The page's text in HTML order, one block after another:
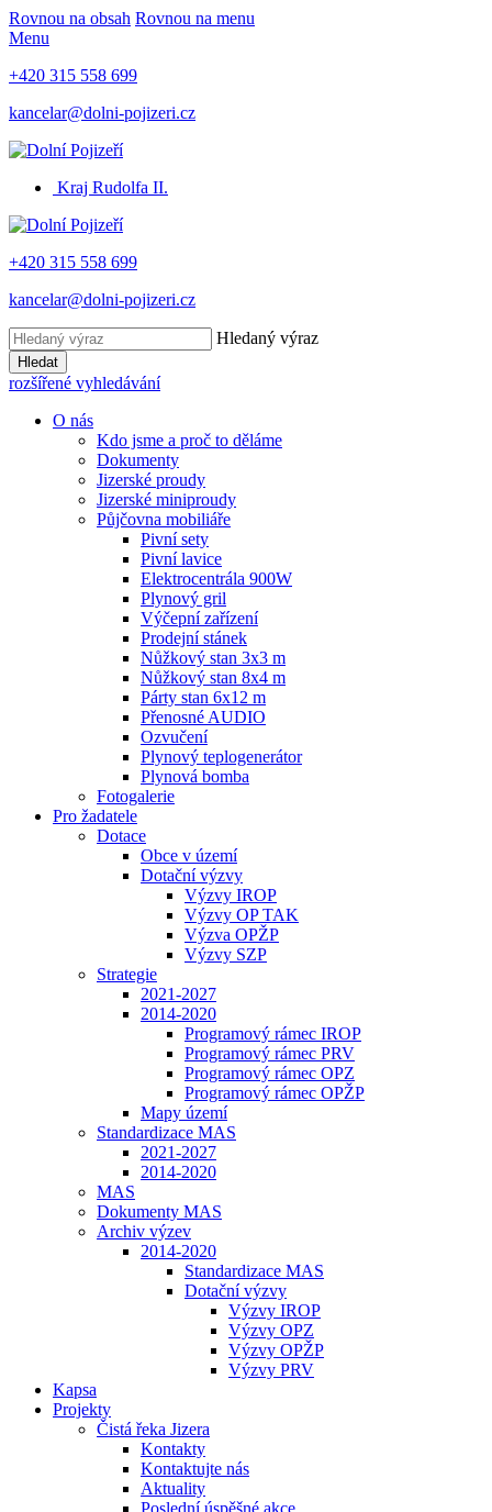
Rovnou na obsah Rovnou na menu
Menu
+420 315 558 699
kancelar@dolni-pojizeri.cz
Kraj Rudolfa II.
+420 315 558 699
kancelar@dolni-pojizeri.cz
Hledaný výraz
Hledat
rozšířené vyhledávání
O nás
Kdo jsme a proč to děláme
Dokumenty
Jizerské proudy
Jizerské miniproudy
Půjčovna mobiliáře
Pivní sety
Pivní lavice
Elektrocentrála 900W
Plynový gril
Výčepní zařízení
Prodejní stánek
Nůžkový stan 3x3 m
Nůžkový stan 8x4 m
Párty stan 6x12 m
Přenosné AUDIO
Ozvučení
Plynový teplogenerátor
Plynová bomba
Fotogalerie
Pro žadatele
Dotace
Obce v území
Dotační výzvy
Výzvy IROP
Výzvy OP TAK
Výzva OPŽP
Výzvy SZP
Strategie
2021-2027
2014-2020
Programový rámec IROP
Programový rámec PRV
Programový rámec OPZ
Programový rámec OPŽP
Mapy území
Standardizace MAS
2021-2027
2014-2020
MAS
Dokumenty MAS
Archiv výzev
2014-2020
Standardizace MAS
Dotační výzvy
Výzvy IROP
Výzvy OPZ
Výzvy OPŽP
Výzvy PRV
Kapsa
Projekty
Čistá řeka Jizera
Kontakty
Kontaktujte nás
Aktuality
Poslední úspěšné akce